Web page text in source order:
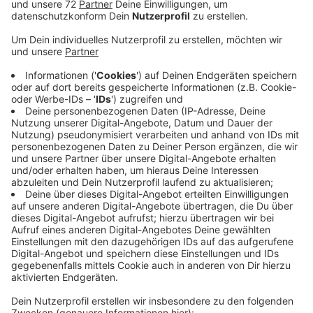
Stellvertretend für die Mitglieder im Kreis Coesfeld
Führungsduo mit ab. Im Mitgliederentscheid hatten
sich Norbert Walter-Borjans und Saskia Esken
durchgesetzt.
Viele SPD Mitglieder aus dem Kreis Coesfeld betonen,
dass die SPD wieder sozial gerechter werden müsse.
Sie müsse dafür sorgen, dass Arbeiter in Würde leben
können. Eine Partei der Arbeitnehmer, fordert Martin
Branse aus Darfeld.
Die einen wollen die Große Koalition beenden, die
anderen behalten. Martina Naujoks aus Olfen geht es
weniger darum, es müsse jetzt endlich um Inhalte